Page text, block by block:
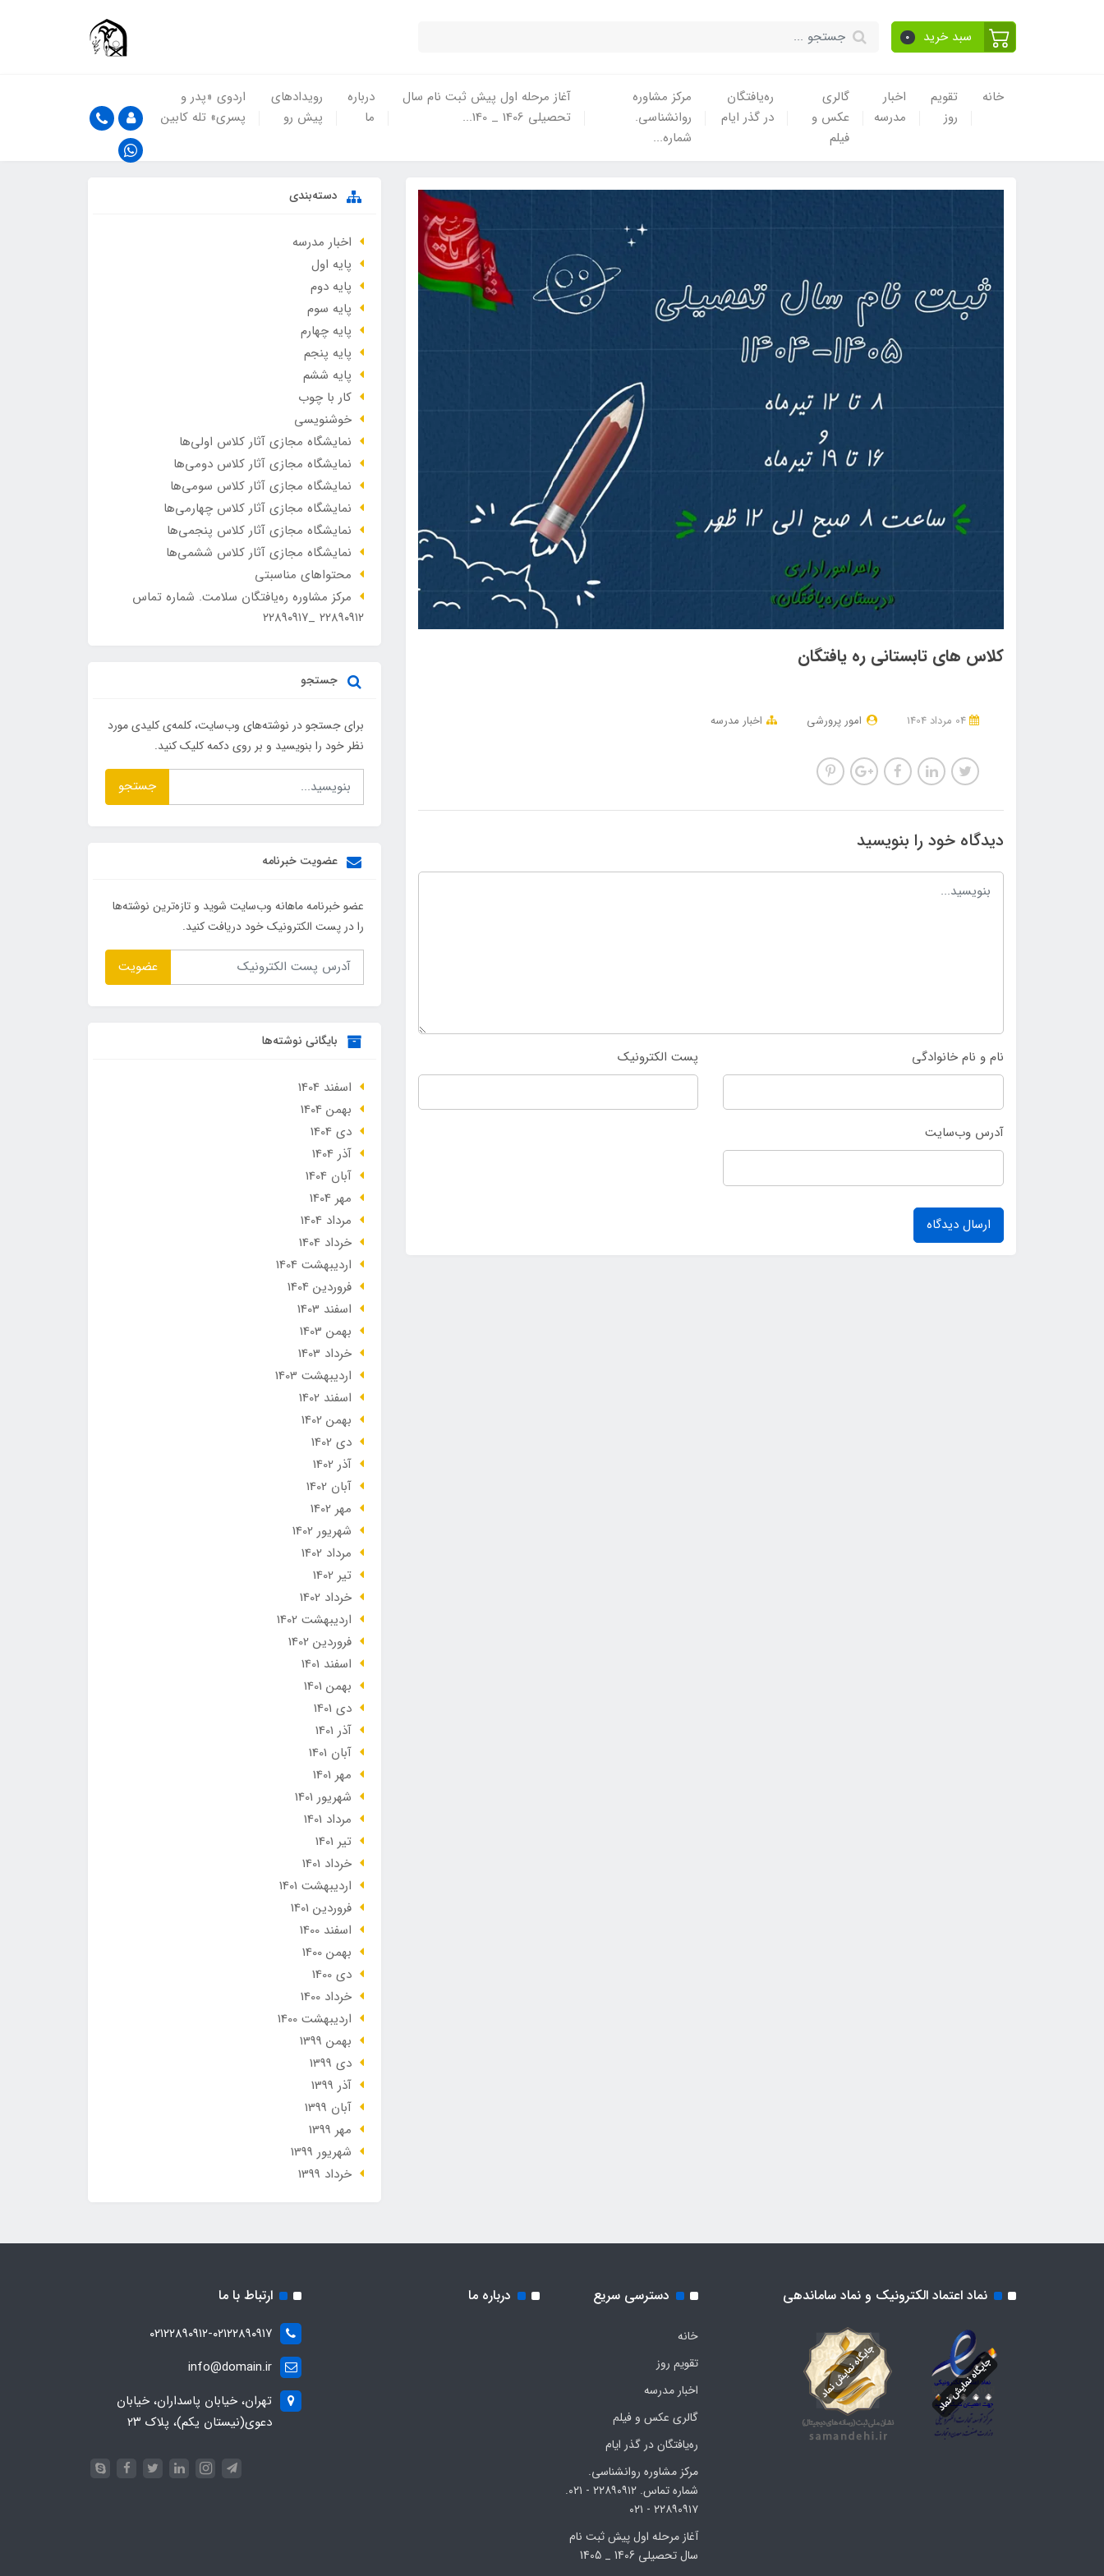
سبد خرید 0
خانه
تقویم
روز
اخبار
مدرسه
گالری
عکس و
فیلم
ره‌یافتگان
در گذر ایام
مرکز مشاوره
روانشناسی.
شماره...
آغاز مرحله اول پیش ثبت نام سال
تحصیلی 1406 _ 140...
درباره
ما
رویدادهای
پیش رو
اردوی «پدر و
پسری» تله کابین
کلاس های تابستانی ره یافتگان
امور پرورشی اخبار مدرسه
دیدگاه خود را بنویسید
نام و نام خانوادگی پست الکترونیک
آدرس وب‌سایت
ارسال دیدگاه
دسته‌بندی
اخبار مدرسه
پایه اول
پایه دوم
پایه سوم
پایه چهارم
پایه پنجم
پایه ششم
کار با چوب
خوشنویسی
نمایشگاه مجازی آثار کلاس اولی‌ها
نمایشگاه مجازی آثار کلاس دومی‌ها
نمایشگاه مجازی آثار کلاس سومی‌ها
نمایشگاه مجازی آثار کلاس چهارمی‌ها
نمایشگاه مجازی آثار کلاس پنجمی‌ها
نمایشگاه مجازی آثار کلاس ششمی‌ها
محتواهای مناسبتی
مرکز مشاوره ره‌یافتگان سلامت. شماره تماس
۲۲۸۹۰۹۱۲ _۲۲۸۹۰۹۱۷
جستجو
برای جستجو در نوشته‌های وب‌سایت، کلمه‌ی کلیدی مورد
نظر خود را بنویسید و بر روی دکمه کلیک کنید.
جستجو
عضویت خبرنامه
عضو خبرنامه ماهانه وب‌سایت شوید و تازه‌ترین نوشته‌ها
را در پست الکترونیک خود دریافت کنید.
عضویت
بایگانی نوشته‌ها
اسفند 1404
بهمن 1404
دی 1404
آذر 1404
آبان 1404
مهر 1404
مرداد 1404
خرداد 1404
ارديبهشت 1404
فروردین 1404
اسفند 1403
بهمن 1403
خرداد 1403
ارديبهشت 1403
اسفند 1402
بهمن 1402
دی 1402
آذر 1402
آبان 1402
مهر 1402
شهریور 1402
مرداد 1402
تير 1402
خرداد 1402
ارديبهشت 1402
فروردین 1402
اسفند 1401
بهمن 1401
دی 1401
آذر 1401
آبان 1401
مهر 1401
شهریور 1401
مرداد 1401
تير 1401
خرداد 1401
ارديبهشت 1401
فروردین 1401
اسفند 1400
بهمن 1400
دی 1400
خرداد 1400
ارديبهشت 1400
بهمن 1399
دی 1399
آذر 1399
آبان 1399
مهر 1399
شهریور 1399
خرداد 1399
نماد اعتماد الکترونیک و نماد ساماندهی دسترسی سریع
خانه
تقویم روز
اخبار مدرسه
گالری عکس و فیلم
ره‌یافتگان در گذر ایام
مرکز مشاوره روانشناسی.
شماره تماس. ۲۲۸۹۰۹۱۲ - ۰۲۱.
۲۲۸۹۰۹۱۷ - ۰۲۱
آغاز مرحله اول پیش ثبت نام
سال تحصیلی 1406 _ 1405
درباره ما ارتباط با ما
۰۲۱۲۲۸۹۰۹۱۲-۰۲۱۲۲۸۹۰۹۱۷
info@domain.ir
تهران، خیابان پاسداران، خیابان
دعوی(نیستان یکم)، پلاک ۲۳